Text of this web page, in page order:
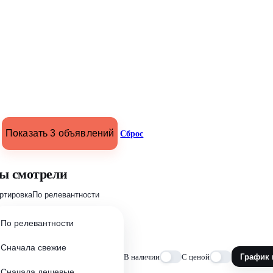
Показать 3 объявлений Сброс
смотрели
По релевантности
По релевантности
Сначала свежие
В наличии С ценой График